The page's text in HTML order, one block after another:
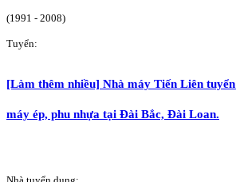
(1991 - 2008)
Tuyển:
[Làm thêm nhiều] Nhà máy Tiến Liên
máy ép, phu nhựa tại Đài Bắc, Đài Loan.